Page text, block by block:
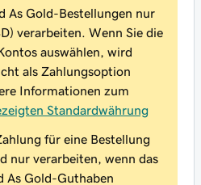
As Gold-Bestellungen nur
verarbeiten. Wenn Sie die
auswählen, wird
als Zahlungsoption
Informationen zum
Standardwährung
für eine Bestellung
nur verarbeiten, wenn das
As Gold-Guthaben